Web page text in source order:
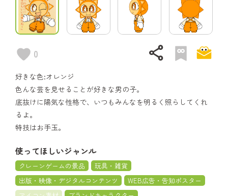
0 share
好きな色:オレンジ
色んな芸を見せることが好きな男の子。
底抜けに陽気な性格で、いつもみんなを明るく照らしてくれ
るよ。
特技はお手玉。
使ってほしいジャンル
クレーンゲームの景品
玩具・雑貨
出版・映像・デジタルコンテンツ
WEB広告・告知ポスター